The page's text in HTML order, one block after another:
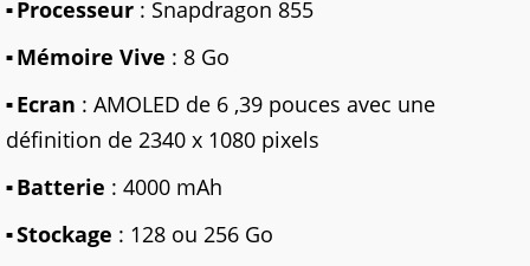
Processeur : Snapdragon 855
Mémoire Vive : 8 Go
Ecran : AMOLED de 6 ,39 pouces avec une
définition de 2340 x 1080 pixels
Batterie : 4000 mAh
Stockage : 128 ou 256 Go